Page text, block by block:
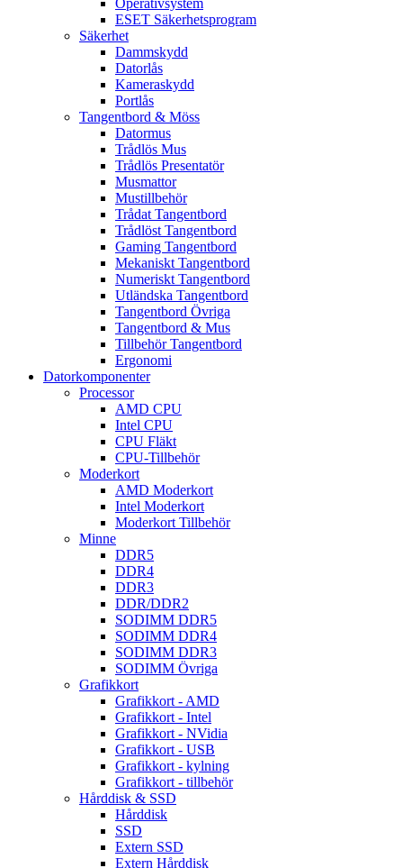
Operativsystem
ESET Säkerhetsprogram
Säkerhet
Dammskydd
Datorlås
Kameraskydd
Portlås
Tangentbord & Möss
Datormus
Trådlös Mus
Trådlös Presentatör
Musmattor
Mustillbehör
Trådat Tangentbord
Trådlöst Tangentbord
Gaming Tangentbord
Mekaniskt Tangentbord
Numeriskt Tangentbord
Utländska Tangentbord
Tangentbord Övriga
Tangentbord & Mus
Tillbehör Tangentbord
Ergonomi
Datorkomponenter
Processor
AMD CPU
Intel CPU
CPU Fläkt
CPU-Tillbehör
Moderkort
AMD Moderkort
Intel Moderkort
Moderkort Tillbehör
Minne
DDR5
DDR4
DDR3
DDR/DDR2
SODIMM DDR5
SODIMM DDR4
SODIMM DDR3
SODIMM Övriga
Grafikkort
Grafikkort - AMD
Grafikkort - Intel
Grafikkort - NVidia
Grafikkort - USB
Grafikkort - kylning
Grafikkort - tillbehör
Hårddisk & SSD
Hårddisk
SSD
Extern SSD
Extern Hårddisk